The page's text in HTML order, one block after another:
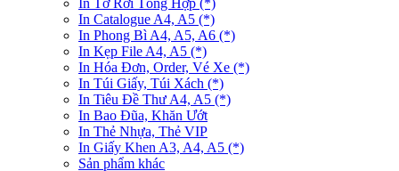
In Tờ Rơi Tổng Hợp (*)
In Catalogue A4, A5 (*)
In Phong Bì A4, A5, A6 (*)
In Kẹp File A4, A5 (*)
In Hóa Đơn, Order, Vé Xe (*)
In Túi Giấy, Túi Xách (*)
In Tiêu Đề Thư A4, A5 (*)
In Bao Đũa, Khăn Ướt
In Thẻ Nhựa, Thẻ VIP
In Giấy Khen A3, A4, A5 (*)
Sản phẩm khác